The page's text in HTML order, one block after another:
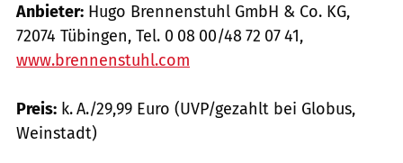
Anbieter: Hugo Brennenstuhl GmbH & Co. KG,
72074 Tübingen, Tel. 0 08 00/48 72 07 41,
www.brennenstuhl.com
Preis: k. A./29,99 Euro (UVP/gezahlt bei Globus,
Weinstadt)